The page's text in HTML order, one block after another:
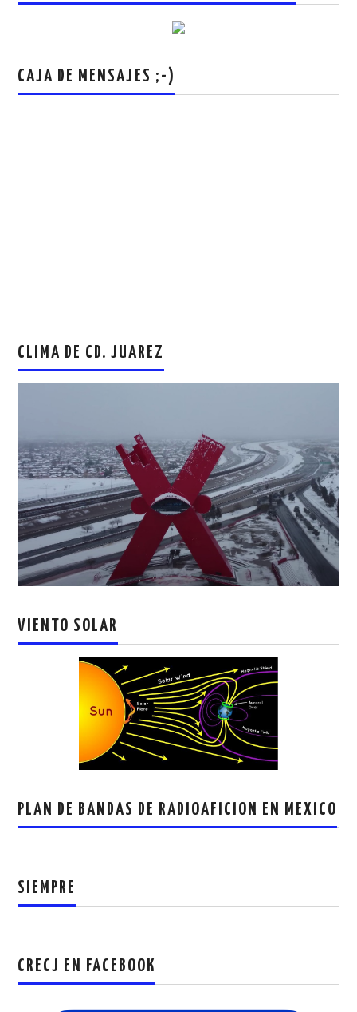
CAJA DE MENSAJES ;-)
CLIMA DE CD. JUAREZ
VIENTO SOLAR
PLAN DE BANDAS DE RADIOAFICION EN MEXICO
SIEMPRE
CRECJ EN FACEBOOK